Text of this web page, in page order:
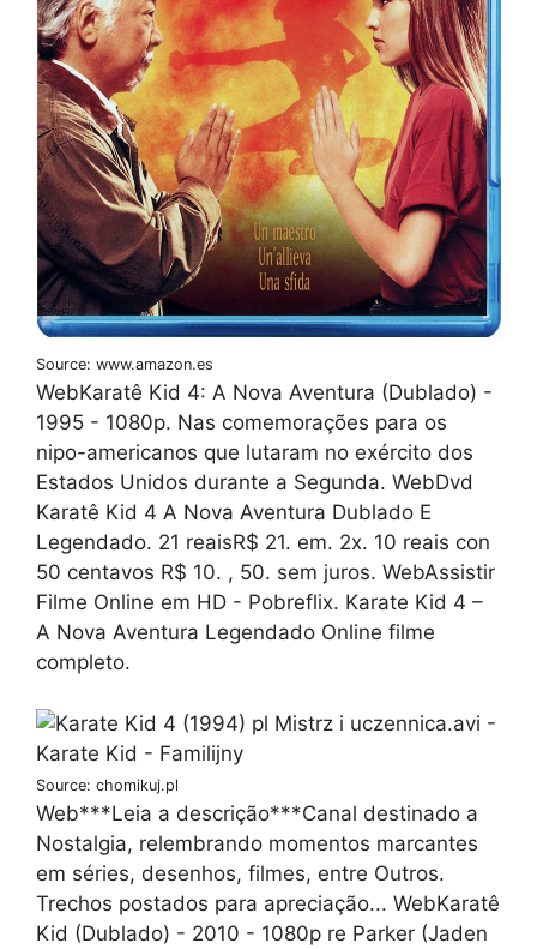
Source: www.amazon.es
WebKaratê Kid 4: A Nova Aventura (Dublado) -
1995 - 1080p. Nas comemorações para os
nipo-americanos que lutaram no exército dos
Estados Unidos durante a Segunda. WebDvd
Karatê Kid 4 A Nova Aventura Dublado E
Legendado. 21 reaisR$ 21. em. 2x. 10 reais con
50 centavos R$ 10. , 50. sem juros. WebAssistir
Filme Online em HD - Pobreflix. Karate Kid 4 –
A Nova Aventura Legendado Online filme
completo.
Source: chomikuj.pl
Web***Leia a descrição***Canal destinado a
Nostalgia, relembrando momentos marcantes
em séries, desenhos, filmes, entre Outros.
Trechos postados para apreciação... WebKaratê
Kid (Dublado) - 2010 - 1080p re Parker (Jaden